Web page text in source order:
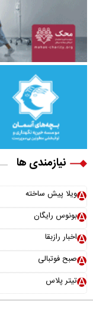
نیازمندی ها
ویلا پیش ساخته
بونوس رایگان
اخبار رازبقا
صبح فوتبالی
تیتر پلاس